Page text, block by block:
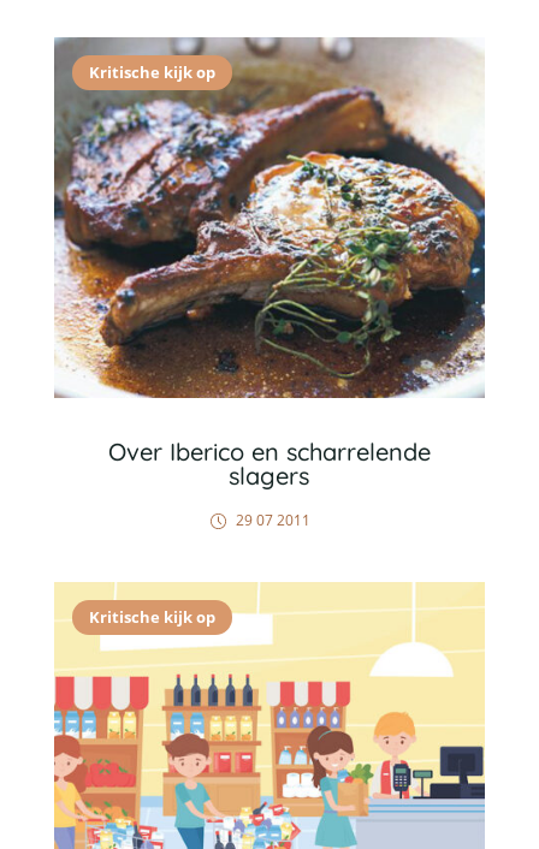
Kritische kijk op
Over Iberico en scharrelende
slagers
29 07 2011
Kritische kijk op